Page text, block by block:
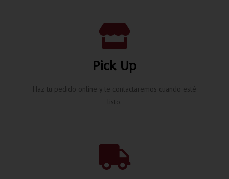
Pick Up
Haz tu pedido online y te contactaremos cuando esté
listo.